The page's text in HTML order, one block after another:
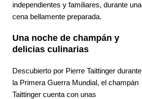
ESTRELLAS
diciembre de
Cuatro
independientes y familiares, durante una
cena bellamente preparada.
Una noche de champán y
delicias culinarias
Descubierto por Pierre Taittinger durante
la Primera Guerra Mundial, el champán
Taittinger cuenta con unas